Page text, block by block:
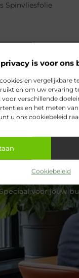
is voor ons
en vergelijkbare
en om uw ervaring
verschillende
en het meten
u ons cookiebeleid
Cookiebeleid
Spinvliesfolie
in
en grip
vooral
De jaarrekening
Speciaal voor jouw